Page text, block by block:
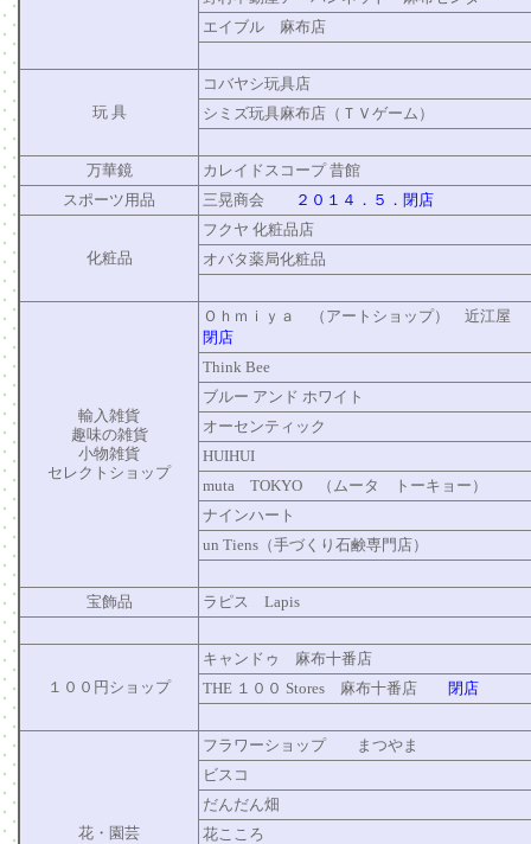
エイブル 麻布店
玩 具
コバヤシ玩具店
シミズ玩具麻布店（ＴＶゲーム）
万華鏡
カレイドスコープ 昔館
スポーツ用品
三晃商会 ２０１４．５．閉店
化粧品
フクヤ 化粧品店
オバタ薬局化粧品
輸入雑貨
趣味の雑貨
小物雑貨
セレクトショップ
Ｏｈｍｉｙａ （アートショップ） 近江屋
閉店
Think Bee
ブルー アンド ホワイト
オーセンティック
HUIHUI
muta TOKYO （ムータ トーキョー）
ナインハート
un Tiens（手づくり石鹸専門店）
宝飾品 ラピス Lapis
１００円ショップ
キャンドゥ 麻布十番店
THE １００ Stores 麻布十番店
閉店
花・園芸
フラワーショップ まつやま
ビスコ
だんだん畑
花こころ